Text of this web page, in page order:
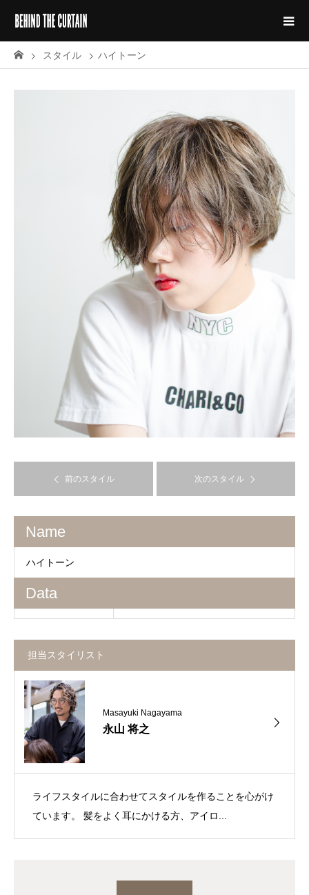
スタイル ハイトーン
前のスタイル 次のスタイル
Name
ハイトーン
Data
担当スタイリスト
Masayuki Nagayama
永山 将之
ライフスタイルに合わせてスタイルを作ることを心がけ
ています。 髪をよく耳にかける方、アイロ...